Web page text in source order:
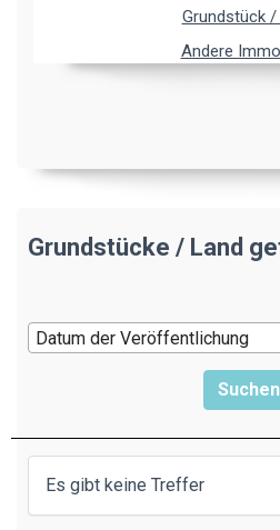
Grundstück /
Andere
Grundstücke / Land
Datum der Veröffentlichung
Es gibt keine Treffer